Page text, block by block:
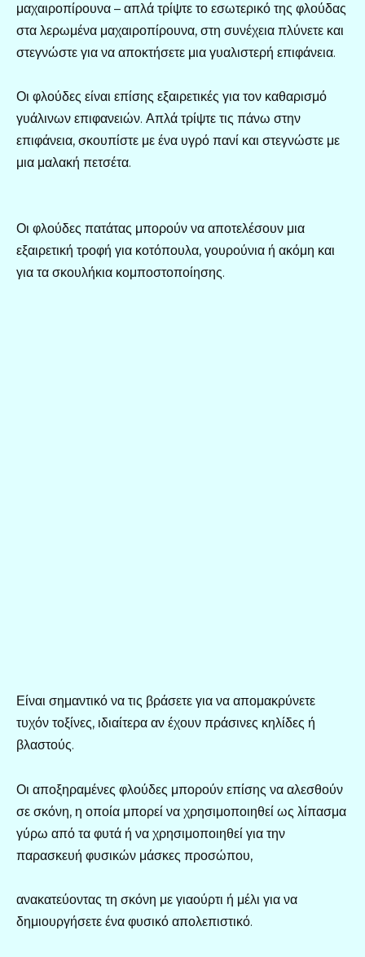
μαχαιροπίρουνα – απλά τρίψτε το εσωτερικό της φλούδας
στα λερωμένα μαχαιροπίρουνα, στη συνέχεια πλύνετε και
στεγνώστε για να αποκτήσετε μια γυαλιστερή επιφάνεια.
Οι φλούδες είναι επίσης εξαιρετικές για τον καθαρισμό
γυάλινων επιφανειών. Απλά τρίψτε τις πάνω στην
επιφάνεια, σκουπίστε με ένα υγρό πανί και στεγνώστε με
μια μαλακή πετσέτα.
Οι φλούδες πατάτας μπορούν να αποτελέσουν μια
εξαιρετική τροφή για κοτόπουλα, γουρούνια ή ακόμη και
για τα σκουλήκια κομποστοποίησης.
Είναι σημαντικό να τις βράσετε για να απομακρύνετε
τυχόν τοξίνες, ιδιαίτερα αν έχουν πράσινες κηλίδες ή
βλαστούς.
Οι αποξηραμένες φλούδες μπορούν επίσης να αλεσθούν
σε σκόνη, η οποία μπορεί να χρησιμοποιηθεί ως λίπασμα
γύρω από τα φυτά ή να χρησιμοποιηθεί για την
παρασκευή φυσικών μάσκες προσώπου,
ανακατεύοντας τη σκόνη με γιαούρτι ή μέλι για να
δημιουργήσετε ένα φυσικό απολεπιστικό.